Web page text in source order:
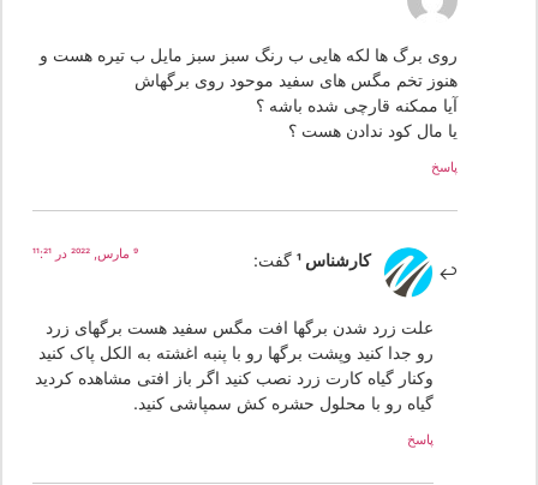
روی برگ ها لکه هایی ب رنگ سبز سبز مایل ب تیره هست و
هنوز تخم مگس های سفید موحود روی برگهاش
آیا ممکنه قارچی شده باشه ؟
یا مال کود ندادن هست ؟
کارشناس 1 گفت:
علت زرد شدن برگها افت مگس سفید هست برگهای زرد
رو جدا کنید وپشت برگها رو با پنبه اغشته به الکل پاک کنید
وکنار گیاه کارت زرد نصب کنید اگر باز افتی مشاهده کردید
گیاه رو با محلول حشره کش سمپاشی کنید.